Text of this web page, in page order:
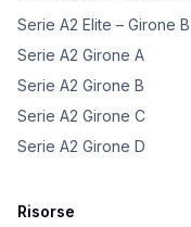
Serie A2 Elite – Girone B
Serie A2 Girone A
Serie A2 Girone B
Serie A2 Girone C
Serie A2 Girone D
Risorse